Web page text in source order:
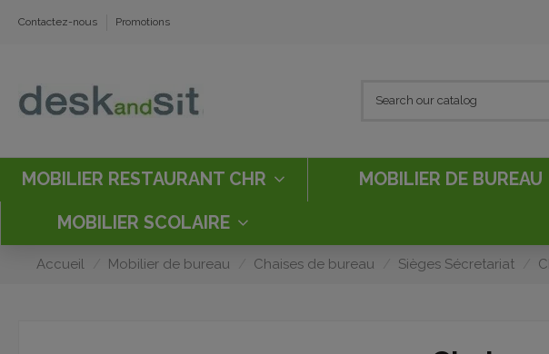
Contactez-nous Promotions
MOBILIER RESTAURANT CHR MOBILIER DE BUREAU
MOBILIER SCOLAIRE
Accueil Mobilier de bureau Chaises de bureau Sièges Sécretariat